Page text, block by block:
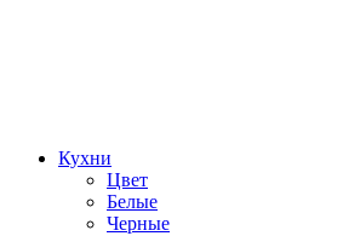
Кухни
Цвет
Белые
Черные